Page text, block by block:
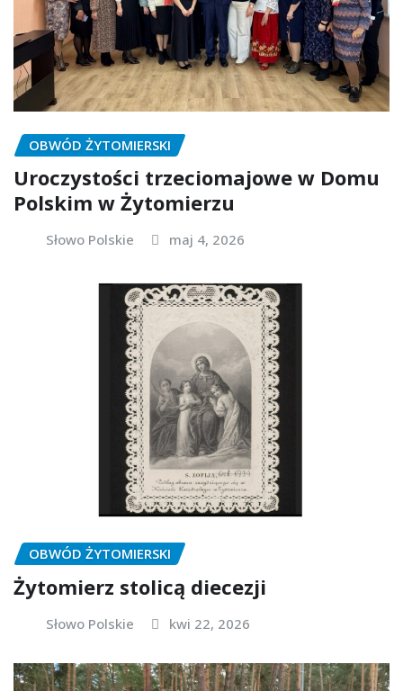
OBWÓD ŻYTOMIERSKI
Uroczystości trzeciomajowe w Domu
Polskim w Żytomierzu
Słowo Polskie maj 4, 2026
OBWÓD ŻYTOMIERSKI
Żytomierz stolicą diecezji
Słowo Polskie kwi 22, 2026